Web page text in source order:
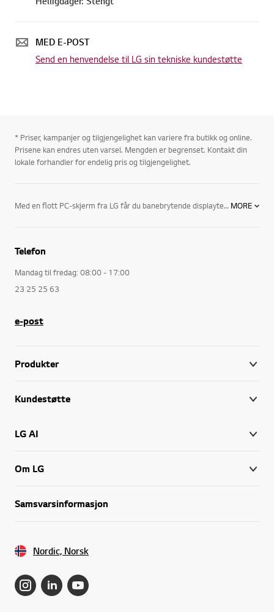
MED E-POST
Send en henvendelse til LG sin tekniske kundestøtte
* Priser, kampanjer og tilgjengelighet kan variere fra butikk og online.
Prisene kan endres uten varsel. Mengden er begrenset. Kontakt din
lokale forhandler for endelig pris og tilgjengelighet.
Med en flott PC-skjerm fra LG får du banebrytende displayteknologi og slankt design. Utforsk den flotte LG CINEMA 3D-skjermen, den nye standarden i 3D teknologi, og våre IPS og LED skjermer, som tilbyr det beste innen bildekvalitet og funksjoner. Du får et nytt syn på livet med skjermer og teknologi fra LG. MORE
Telefon
Mandag til fredag: 08:00 - 17:00
23 25 25 63
e-post
Produkter
Kundestøtte
LG AI
Om LG
Samsvarsinformasjon
Nordic, Norsk